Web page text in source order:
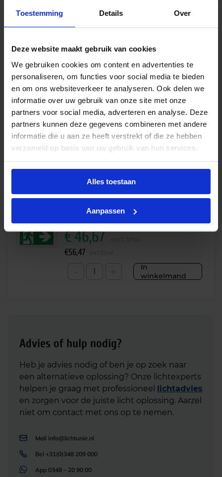
Toestemming Details Over
Deze website maakt gebruik van cookies
We gebruiken cookies om content en advertenties te
personaliseren, om functies voor social media te bieden
en om ons websiteverkeer te analyseren. Ook delen we
informatie over uw gebruik van onze site met onze
partners voor social media, adverteren en analyse. Deze
partners kunnen deze gegevens combineren met andere
informatie die u aan ze heeft verstrekt of die ze hebben
verzameld op basis van uw gebruik van hun services.
Alles toestaan
Aanpassen
Beschrijving
De Basic Surf LED noodarmatuur voor 3-fase
armatuur met een plexiglas plaat en meegeleverde
pictogrammen. Deze 2W noodverlichting met een
heldere daglichtkleur (6000K) is IP20-
geclassificeerd en voorzien van een automatische
zelftestfunctie voor een betrouwbare werking in
geval van stroomuitval.
Alternatieve producten
wit plexiplaat + pictogrammen – autotest
In
winkelmand
€46,67
€56,47
Advies of hulp nodig?
Heb je advies nodig of ben je op zoek naar
een alternatieve oplossing? Onze lichtexperts
helpen je graag met professioneel lichtadvies
en zorgen voor de juiste licht oplossing. Aarzel
niet om contact met ons op te nemen.
Mail info@lichtunie.nl
Bel +31(0)348 209 000
App 0348 – 20 90 00